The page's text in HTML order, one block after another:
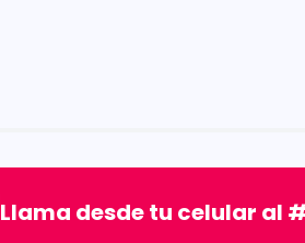
Llama desde tu celular al